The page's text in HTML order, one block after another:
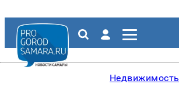
Недвижимость